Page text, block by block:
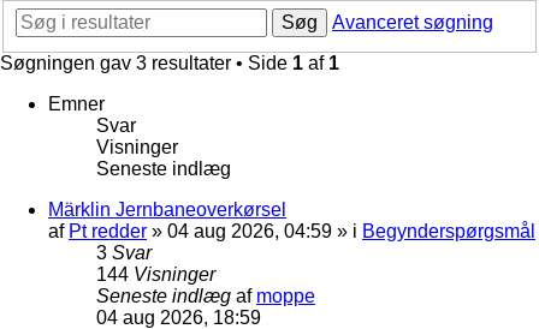
Søg
Avanceret søgning
Søgningen gav 3 resultater • Side 1 af 1
Emner
Svar
Visninger
Seneste indlæg
Märklin Jernbaneoverkørsel
af Pt redder » 04 aug 2026, 04:59 » i Begynderspørgsmål
3 Svar
144 Visninger
Seneste indlæg af moppe
04 aug 2026, 18:59